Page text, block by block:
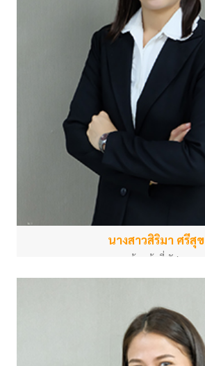
นางสาวสิริมา ศรีสุข
เจ้าหน้าที่พัสดุ
sirima.sr@psu.ac.th